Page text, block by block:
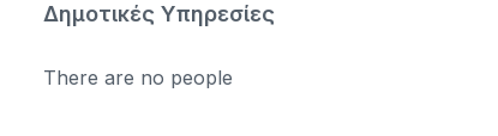
Δημοτικές Υπηρεσίες
There are no people